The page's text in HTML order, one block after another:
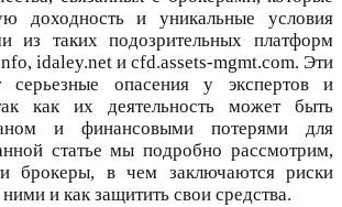
доходность и уникальные условия
из таких подозрительных платформ
idaley.net и cfd.assets-mgmt.com. Эти
серьезные опасения у экспертов и
как их деятельность может быть
и финансовыми потерями для
статье мы подробно рассмотрим,
брокеры, в чем заключаются риски
и как защитить свои средства.